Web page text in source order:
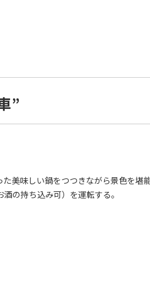
”
美味しい鍋をつつきながら景色を堪
の持ち込み可）を運転する。